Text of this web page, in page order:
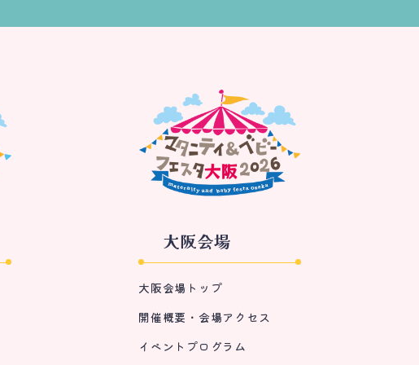
大阪会場
大阪会場トップ
開催概要・会場アクセス
イベントプログラム